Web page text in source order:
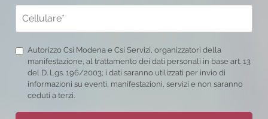
Autorizzo Csi Modena e Csi Servizi, organizzatori della
manifestazione, al trattamento dei dati personali in base art. 13
del D. Lgs. 196/2003; i dati saranno utilizzati per invio di
informazioni su eventi, manifestazioni, servizi e non saranno
ceduti a terzi.